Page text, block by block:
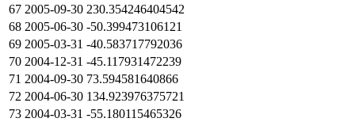
67 2005-09-30 230.354246404542
68 2005-06-30 -50.399473106121
69 2005-03-31 -40.583717792036
70 2004-12-31 -45.117931472239
71 2004-09-30 73.594581640866
72 2004-06-30 134.923976375721
73 2004-03-31 -55.180115465326